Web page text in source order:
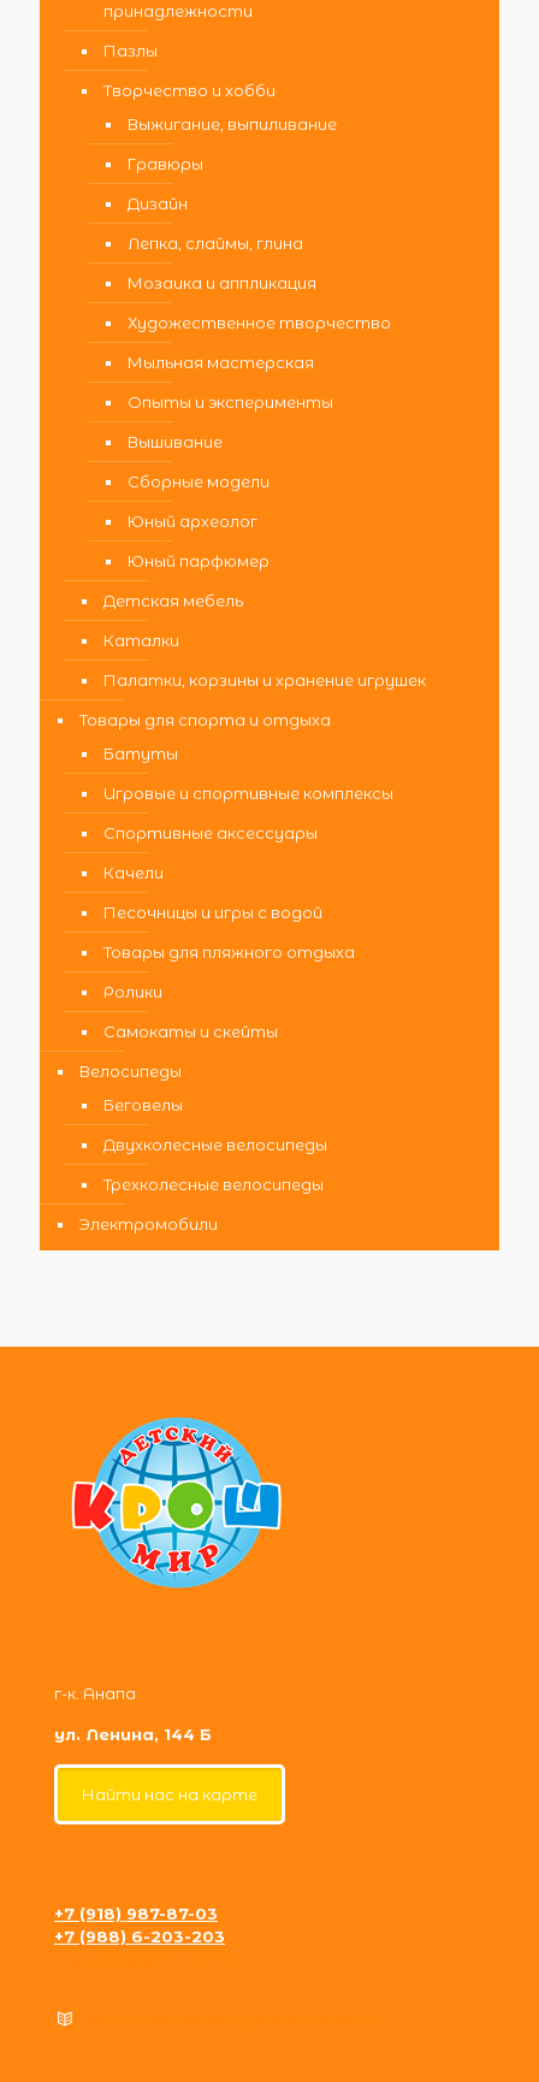
принадлежности
Пазлы
Творчество и хобби
Выжигание, выпиливание
Гравюры
Дизайн
Лепка, слаймы, глина
Мозаика и аппликация
Художественное творчество
Мыльная мастерская
Опыты и эксперименты
Вышивание
Сборные модели
Юный археолог
Юный парфюмер
Детская мебель
Каталки
Палатки, корзины и хранение игрушек
Товары для спорта и отдыха
Батуты
Игровые и спортивные комплексы
Спортивные аксессуары
Качели
Песочницы и игры с водой
Товары для пляжного отдыха
Ролики
Самокаты и скейты
Велосипеды
Беговелы
Двухколесные велосипеды
Трехколесные велосипеды
Электромобили
г-к. Анапа
ул. Ленина, 144 Б
Найти нас на карте
+7 (918) 987-87-03
+7 (988) 6-203-203